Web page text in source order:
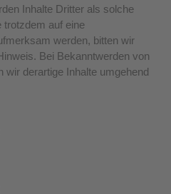
Inhalte Dritter als solche
trotzdem auf eine
werden, bitten wir
Bei Bekanntwerden von
wir derartige Inhalte umgehend